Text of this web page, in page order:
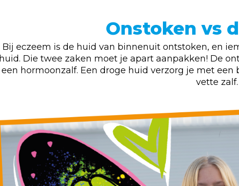
Onstoken vs
Bij eczeem is de huid van binnenuit ontstoken, en
huid. Die twee zaken moet je apart aanpakken! De
een hormoonzalf. Een droge huid verzorg je met
vette zalf.